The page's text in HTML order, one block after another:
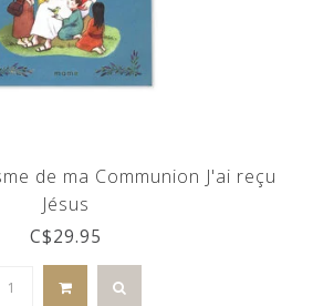
de ma Communion J'ai reçu
Jésus
C$29.95